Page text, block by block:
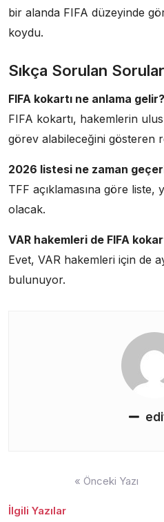
bir alanda FIFA düzeyinde
koydu.
Sıkça Sorulan
FIFA kokartı ne anlama gelir?
FIFA kokartı, hakemlerin
görev alabileceğini gösteren
2026 listesi ne zaman
TFF açıklamasına göre liste,
olacak.
VAR hakemleri de FIFA
Evet, VAR hakemleri için de
bulunuyor.
« Önceki Yazı
İlgili Yazılar